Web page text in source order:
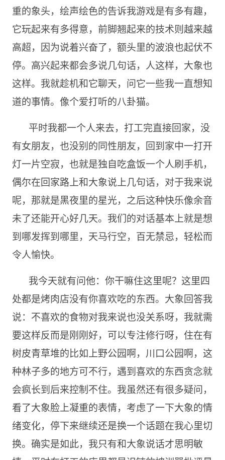
重的象头，绘声绘色的告诉我游戏是有多有趣，
它玩起来有多得意，前脚翘起来的技术则越来越
高超，因为说着兴奋了，额头里的波浪也起伏不
停。高兴起来都会多说几句话，人这样，大象也
这样。我就趁机和它聊天，问它一些我一直想知
道的事情。像个爱打听的八卦猫。
平时我都一个人来去，打工完直接回家，没
有女朋友，也没别的同性朋友，回到家中一打开
灯一片空寂，也就是独自吃盒饭一个人刷手机，
偶尔在回家路上和大象说上几句话，对于我来说
呢，那就是黑夜里的星光，之后这种快乐像余音
未了还能开心好几天。我们的对话基本上就是想
到哪发挥到哪里，天马行空，百无禁忌，轻松而
令人愉快。
我今天就有问他：你干嘛住这里呢？这里四
处都是烤肉店没有你喜欢吃的东西。大象回答我
说：不喜欢的食物对我来说也没关系呀，我就需
要这样反而是刚刚好，可以专注修行呀，住在有
树皮青草堆的比如上野公园啊，川口公园啊，这
种林子多的地方可不行，遇到喜欢的东西贪念就
会疯长到后来控制不住。我虽然还有很多疑问，
看了大象脸上凝重的表情，考虑了一下大象的情
绪变化，停下来继续还是换一个话题在我心里切
换。确实是如此，我只有和大象说话才思明敏